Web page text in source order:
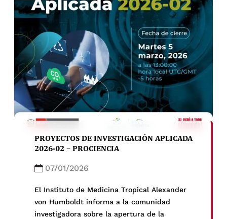
PROYECTOS DE INVESTIGACIÓN APLICADA
2026-02 – PROCIENCIA
07/01/2026
El Instituto de Medicina Tropical Alexander
von Humboldt informa a la comunidad
investigadora sobre la apertura de la